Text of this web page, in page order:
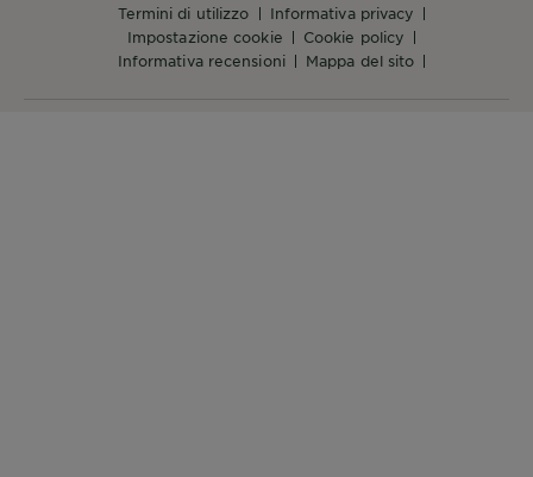
termini di utilizzo
informativa privacy
impostazione cookie
cookie policy
informativa recensioni
mappa del sito